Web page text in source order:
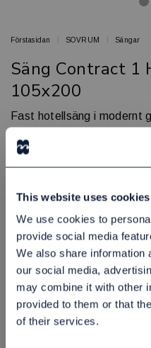
This website uses cookies
We use cookies to
provide social media
We also share information
our social media,
may combine it with other
provided to them or that
of their services.
Förstasidan SOVRUM Sängar
Säng Contract 1
105x200
Fast hotellsäng i modernt
Finns i lager
Exkl. moms:
Beskrivning